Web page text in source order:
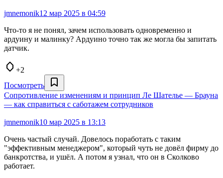
jmnemonik12 мар 2025 в 04:59
Что-то я не понял, зачем использовать одновременно и
ардуину и малинку? Ардуино точно так же могла бы запитать
датчик.
+2
Посмотреть
Сопротивление изменениям и принцип Ле Шателье — Брауна
— как справиться с саботажем сотрудников
jmnemonik10 мар 2025 в 13:13
Очень частый случай. Довелось поработать с таким
"эффективным менеджером", который чуть не довёл фирму до
банкротства, и ушёл. А потом я узнал, что он в Сколково
работает.